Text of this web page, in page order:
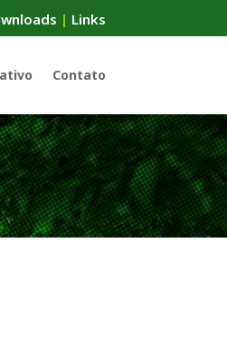
| Links
Contato